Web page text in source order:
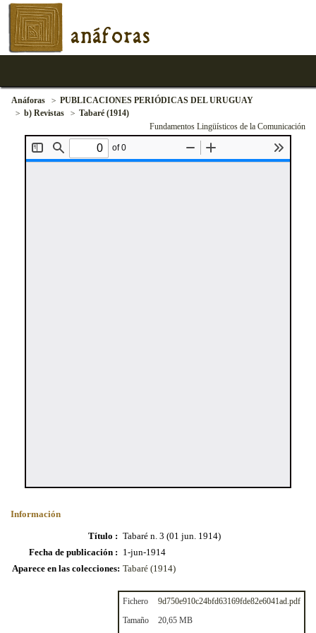
anáforas
Anáforas
PUBLICACIONES PERIÓDICAS DEL URUGUAY
b) Revistas
Tabaré (1914)
Fundamentos Lingüísticos de la Comunicación
Información
Título : Tabaré n. 3 (01 jun. 1914)
Fecha de publicación : 1-jun-1914
Aparece en las colecciones: Tabaré (1914)
Fichero
9d750e910c24bfd63169fde82e6041ad.pdf
Tamaño
20,65 MB